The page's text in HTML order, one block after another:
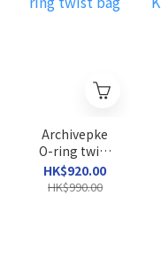
Archivepke
O-ring twist
bag
HK$920.00
HK$990.00